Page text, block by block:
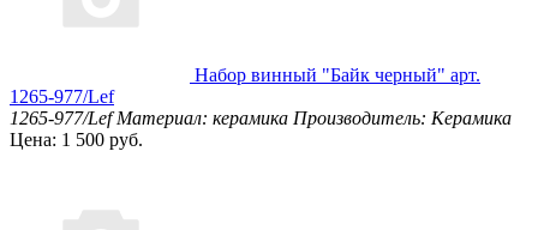
Набор винный "Байк черный" арт.
1265-977/Lef
1265-977/Lef Материал: керамика Производитель: Керамика
Цена: 1 500 руб.